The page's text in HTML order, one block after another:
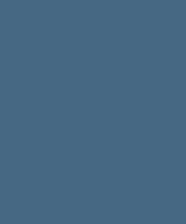
* Seimo nario